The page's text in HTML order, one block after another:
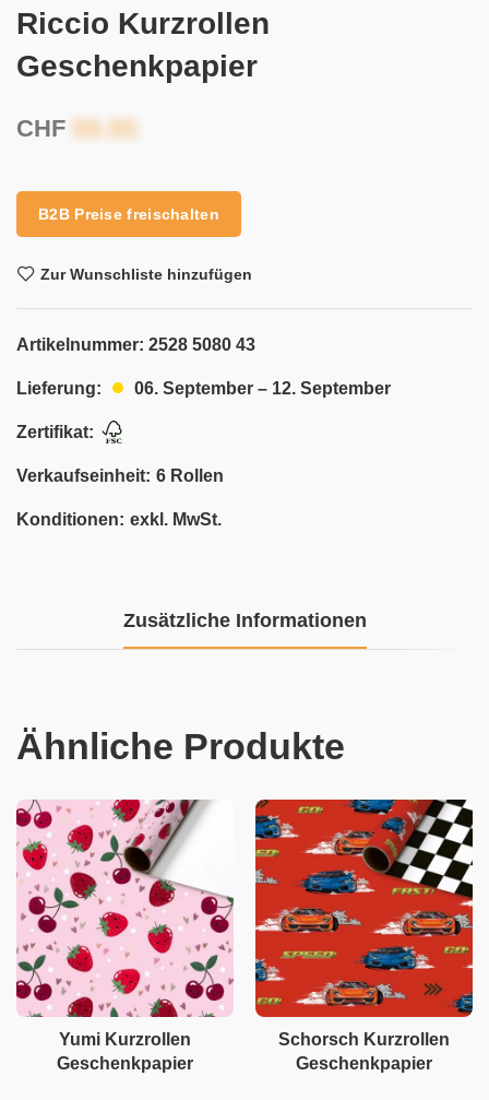
Riccio Kurzrollen
Geschenkpapier
CHF
B2B Preise freischalten
Zur Wunschliste hinzufügen
Artikelnummer: 2528 5080 43
Lieferung: 06. September – 12. September
Zertifikat:
Verkaufseinheit: 6 Rollen
Konditionen: exkl. MwSt.
Zusätzliche Informationen
Ähnliche Produkte
Yumi Kurzrollen
Geschenkpapier
Schorsch Kurzrollen
Geschenkpapier